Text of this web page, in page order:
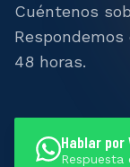
Cuéntenos
48 horas.
Hablar por
Respuesta